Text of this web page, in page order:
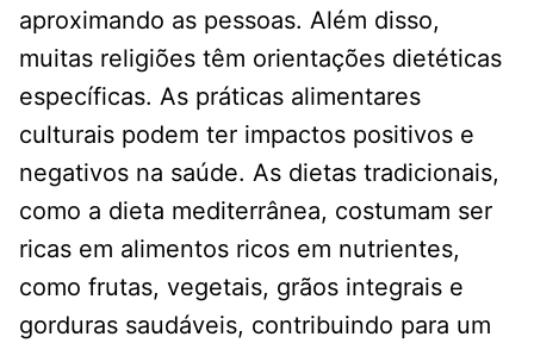
aproximando as pessoas. Além disso,
muitas religiões têm orientações dietéticas
específicas. As práticas alimentares
culturais podem ter impactos positivos e
negativos na saúde. As dietas tradicionais,
como a dieta mediterrânea, costumam ser
ricas em alimentos ricos em nutrientes,
como frutas, vegetais, grãos integrais e
gorduras saudáveis, contribuindo para um